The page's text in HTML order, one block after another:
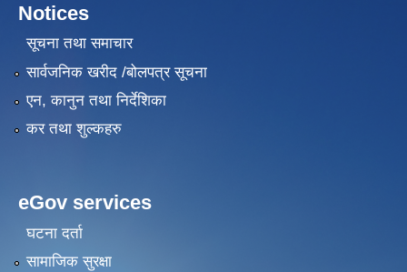
Notices
सूचना तथा समाचार
सार्वजनिक खरीद /बोलपत्र सूचना
एन, कानुन तथा निर्देशिका
कर तथा शुल्कहरु
eGov services
घटना दर्ता
सामाजिक सुरक्षा